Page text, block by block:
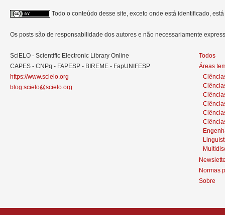
Todo o conteúdo desse site, exceto onde está identificado,
Os posts são de responsabilidade dos autores e não necessariamente
SciELO - Scientific Electronic Library Online
CAPES - CNPq - FAPESP - BIREME - FapUNIFESP
https://www.scielo.org
blog.scielo@scielo.org
Todos
Áreas
Normas
Sobre